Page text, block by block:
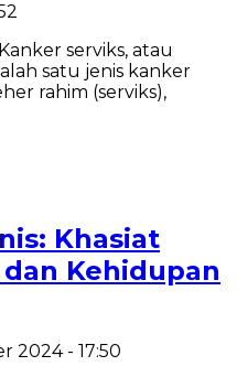
serviks, atau
satu jenis kanker
rahim (serviks),
Khasiat
Kehidupan
2024 - 17:50